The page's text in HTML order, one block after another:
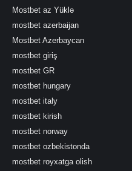
Mostbet az Yüklə
mostbet azerbaijan
Mostbet Azerbaycan
mostbet giriş
mostbet GR
mostbet hungary
mostbet italy
mostbet kirish
mostbet norway
mostbet ozbekistonda
mostbet royxatga olish